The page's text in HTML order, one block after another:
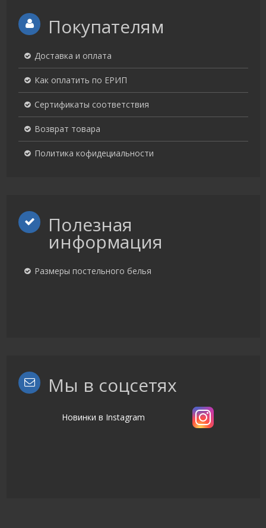
Покупателям
Доставка и оплата
Как оплатить по ЕРИП
Сертификаты соответствия
Возврат товара
Политика кофидециальности
Полезная
информация
Размеры постельного белья
Мы в соцсетях
Новинки в Instagram